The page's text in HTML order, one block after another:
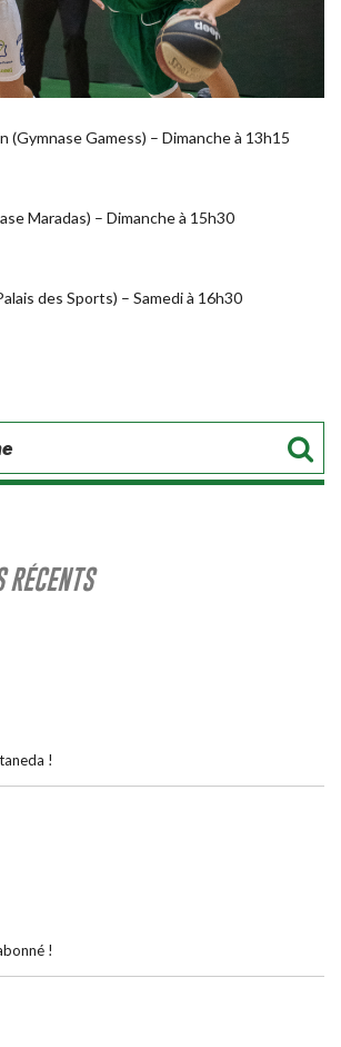
(Gymnase Gamess) – Dimanche à 13h15
Maradas) – Dimanche à 15h30
des Sports) – Samedi à 16h30
RÉCENTS
!
!